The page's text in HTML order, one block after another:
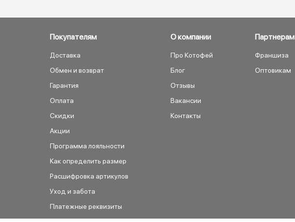
Покупателям
Доставка
Обмен и возврат
Гарантия
Оплата
Скидки
Акции
Программа лояльности
Как определить размер
Расшифровка артикулов
Уход и забота
Платежные реквизиты
О компании
Про Котофей
Блог
Отзывы
Вакансии
Контакты
Партнерам
Франшиза
Оптовикам